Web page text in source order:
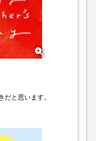
だと思います。